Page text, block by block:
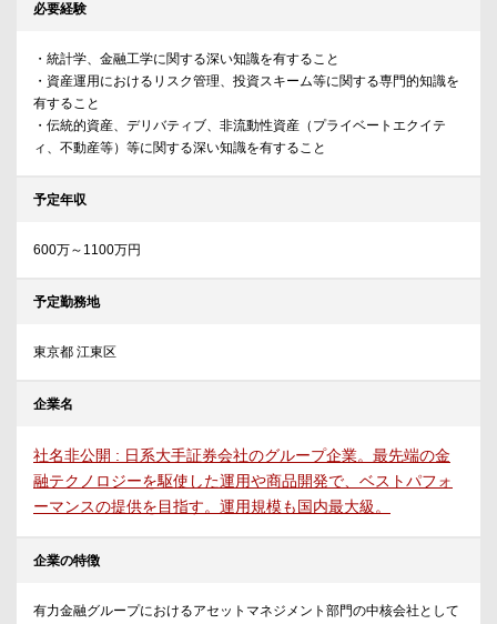
必要経験
・統計学、金融工学に関する深い知識を有すること
・資産運用におけるリスク管理、投資スキーム等に関する専門的知識を
有すること
・伝統的資産、デリバティブ、非流動性資産（プライベートエクイテ
ィ、不動産等）等に関する深い知識を有すること
予定年収
600万～1100万円
予定勤務地
東京都 江東区
企業名
社名非公開 : 日系大手証券会社のグループ企業。最先端の金
融テクノロジーを駆使した運用や商品開発で、ベストパフォ
ーマンスの提供を目指す。運用規模も国内最大級。
企業の特徴
有力金融グループにおけるアセットマネジメント部門の中核会社として